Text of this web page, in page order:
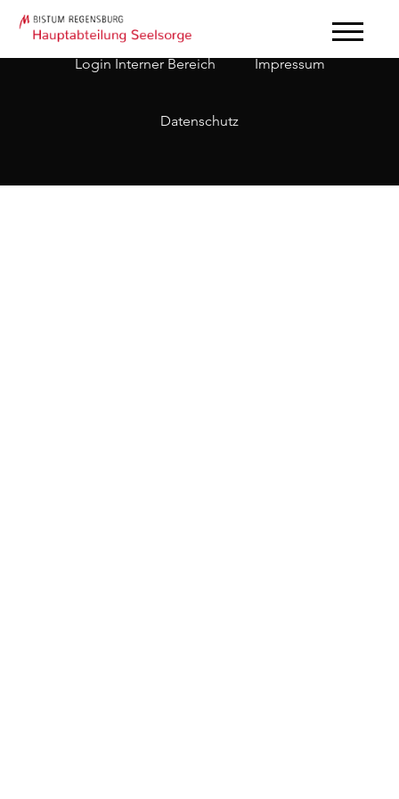
Login Interner Bereich Impressum
Datenschutz